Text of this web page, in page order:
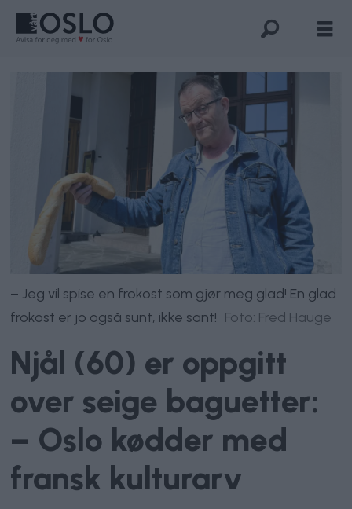
– Jeg vil spise en frokost som gjør meg glad! En glad
frokost er jo også sunt, ikke sant! Foto: Fred Hauge
Njål (60) er oppgitt
over seige baguetter:
– Oslo kødder med
fransk kulturarv